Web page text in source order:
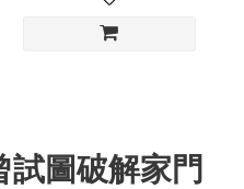
圖破解家門